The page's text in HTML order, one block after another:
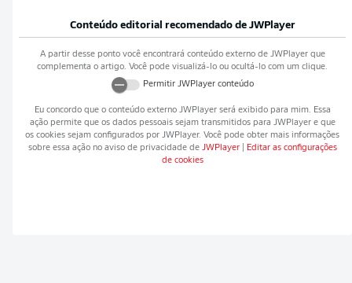
Conteúdo editorial recomendado de JWPlayer
A partir desse ponto você encontrará conteúdo externo de JWPlayerque
complementa o artigo. Você pode visualizá-lo ou ocultá-lo com um clique.
Permitir JWPlayerconteúdo
Eu concordo que o conteúdo externo JWPlayerserá exibido para mim. Essa
ação permite que os dados pessoais sejam transmitidos para JWPlayere que
os cookies sejam configurados por JWPlayer. Você pode obter mais informações
sobre essa ação no aviso de privacidade de JWPlayer
Editar as configurações
de cookies